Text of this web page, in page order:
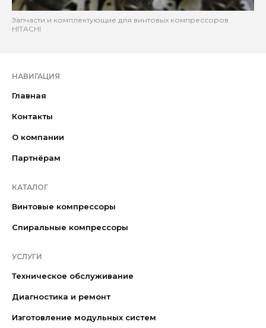
Запчасти и комплектующие для винтовых компрессоров
HITACHI
НАВИГАЦИЯ
Главная
Контакты
О компании
Партнёрам
КАТАЛОГ
Винтовые компрессоры
Спиральные компрессоры
УСЛУГИ
Техническое обслуживание
Диагностика и ремонт
Изготовление модульных систем